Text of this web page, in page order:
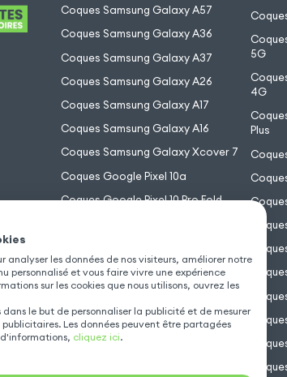
Coques Samsung Galaxy A57
Coques Samsung Galaxy A36
Coques Samsung Galaxy A37
Coques Samsung Galaxy A26
Coques Samsung Galaxy A17
Coques Samsung Galaxy A16
Coques Samsung Galaxy Xcover 7
Coques Google Pixel 10a
Coques Google Pixel 10 Pro Fold
Coques Google Pixel 10
5G
4G
Plus
analyser les données de nos visiteurs, améliorer notre
personnalisé et vous faire vivre une expérience
sur les cookies que nous utilisons, ouvrez les
dans le but de personnaliser la publicité et de mesurer
Les données peuvent être partagées
d'informations, cliquez ici.